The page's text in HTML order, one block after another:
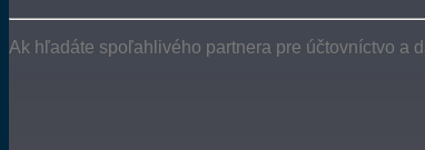
Ak hľadáte spoľahlivého partnera pre účtovníctvo a